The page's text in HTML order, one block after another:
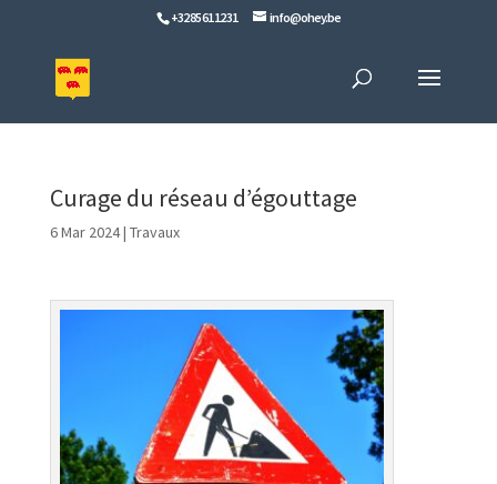
+32 85 61 12 31 info@ohey.be
Curage du réseau d’égouttage
6 Mar 2024| Travaux